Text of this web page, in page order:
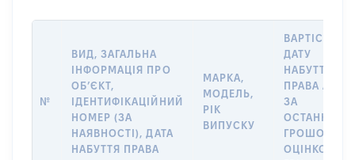
№
ВИД, ЗАГАЛЬНА
ІНФОРМАЦІЯ ПРО
ОБʼЄКТ,
ІДЕНТИФІКАЦІЙНИЙ
НОМЕР (ЗА
НАЯВНОСТІ), ДАТА
НАБУТТЯ ПРАВА
МАРКА,
МОДЕЛЬ,
РІК
ВИПУСКУ
ВАРТІСТЬ НА
ДАТУ
НАБУТТЯ
ПРАВА АБО
ЗА
ГРОШОВОЮ
ОЦІНКОЮ,